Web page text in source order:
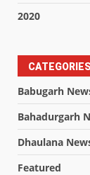
2020
CATEGORIES
Babugarh
Bahadurgarh
Dhaulana
Featured